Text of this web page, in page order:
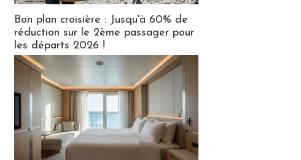
Bon plan croisière : Jusqu'à 60% de
réduction sur le 2ème passager pour
les départs 2026 !